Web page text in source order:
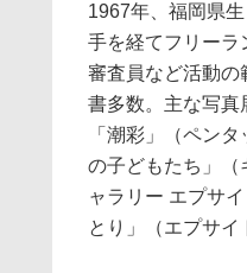
1967年、福岡県
手を経てフリーラ
審査員など活動の
書多数。主な写真
「潮彩」（ペン
の子どもたち」（
ャラリー エプサ
とり」（エプサイ